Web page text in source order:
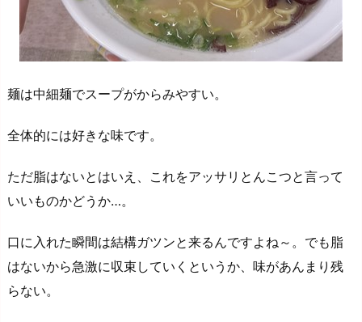
麺は中細麺でスープがからみやすい。
全体的には好きな味です。
ただ脂はないとはいえ、これをアッサリとんこつと言って
いいものかどうか…。
口に入れた瞬間は結構ガツンと来るんですよね～。でも脂
はないから急激に収束していくというか、味があんまり残
らない。